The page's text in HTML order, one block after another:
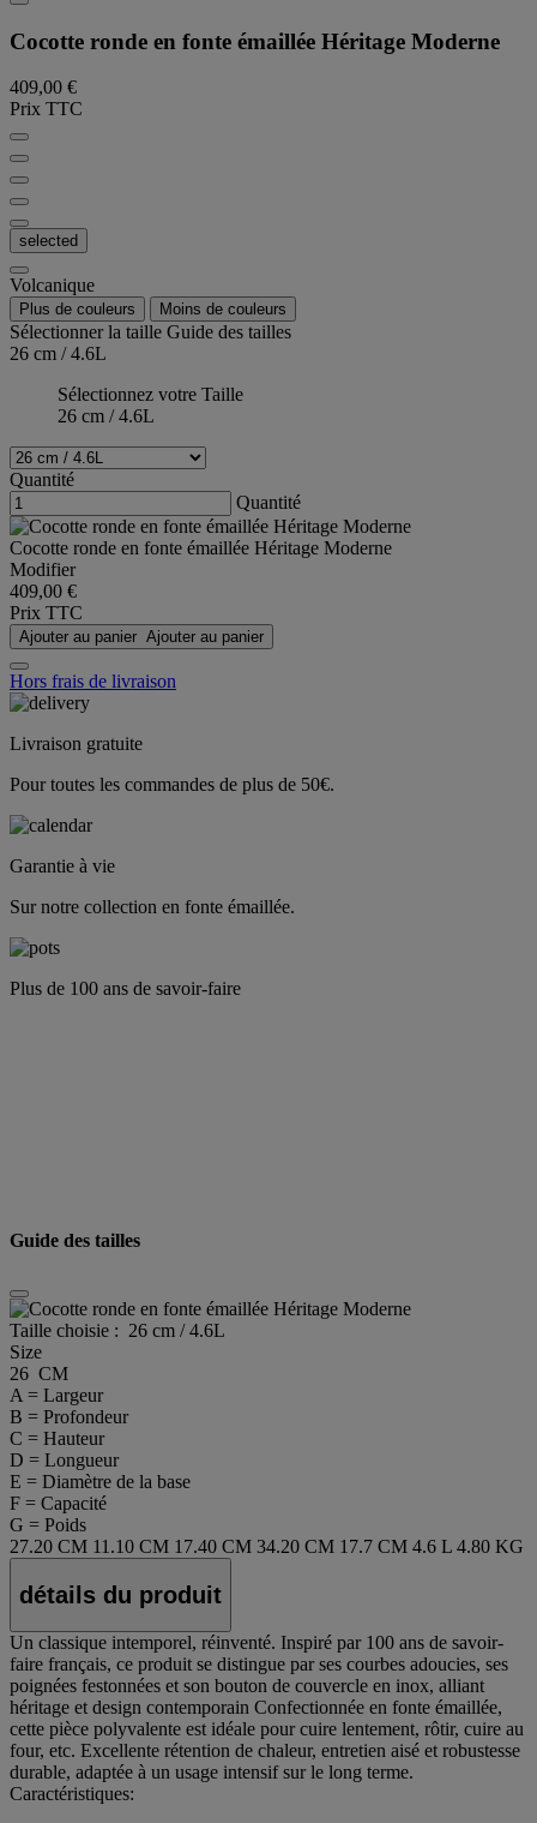
Cocotte ronde en fonte émaillée Héritage Moderne
409,00 €
Prix TTC
selected
Volcanique
Plus de couleurs Moins de couleurs
Sélectionner la taille Guide des tailles
26 cm / 4.6L
Sélectionnez votre Taille
26 cm / 4.6L
Quantité
Quantité
Cocotte ronde en fonte émaillée Héritage Moderne
Modifier
409,00 €
Prix TTC
Ajouter au panier Ajouter au panier
Hors frais de livraison
Livraison gratuite
Pour toutes les commandes de plus de 50€.
Garantie à vie
Sur notre collection en fonte émaillée.
Plus de 100 ans de savoir-faire
Guide des tailles
Taille choisie : 26 cm / 4.6L
Size
26 CM
A = Largeur
B = Profondeur
C = Hauteur
D = Longueur
E = Diamètre de la base
F = Capacité
G = Poids
27.20 CM 11.10 CM 17.40 CM 34.20 CM 17.7 CM 4.6 L 4.80 KG
détails du produit
Un classique intemporel, réinventé. Inspiré par 100 ans de savoir-
faire français, ce produit se distingue par ses courbes adoucies, ses
poignées festonnées et son bouton de couvercle en inox, alliant
héritage et design contemporain Confectionnée en fonte émaillée,
cette pièce polyvalente est idéale pour cuire lentement, rôtir, cuire au
four, etc. Excellente rétention de chaleur, entretien aisé et robustesse
durable, adaptée à un usage intensif sur le long terme.
Caractéristiques: